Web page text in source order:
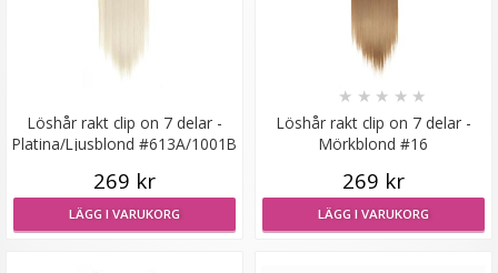
Hästsvans rak med klämma dip dye -
★★ ★★
189 kr
VÄLJ
Löshår rakt clip on 7 delar -
Platina/Ljusblond #613A/1001B
269 kr
LÄGG I VARUKORG
Löshår rakt clip on 7 delar -
Mörkblond #16
★ ★ ★ ★ ★
269 kr
LÄGG I VARUKORG